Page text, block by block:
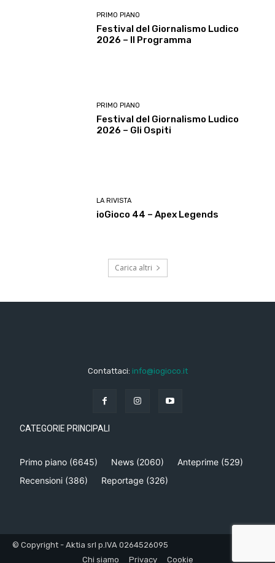
PRIMO PIANO
Festival del Giornalismo Ludico
2026 – Il Programma
PRIMO PIANO
Festival del Giornalismo Ludico
2026 – Gli Ospiti
LA RIVISTA
ioGioco 44 – Apex Legends
Carica altri
Contattaci: info@iogioco.it
CATEGORIE PRINCIPALI
Primo piano (6645) News (2060) Anteprime (529)
Recensioni (386) Reportage (326)
© Copyright - Aktia srl p.IVA 0264526095
Chi siamo
Privacy Cookie